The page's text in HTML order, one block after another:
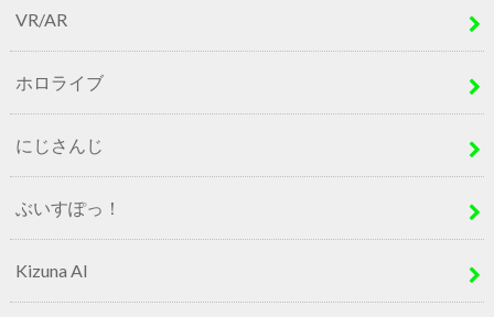
VR/AR
ホロライブ
にじさんじ
ぶいすぽっ！
Kizuna AI